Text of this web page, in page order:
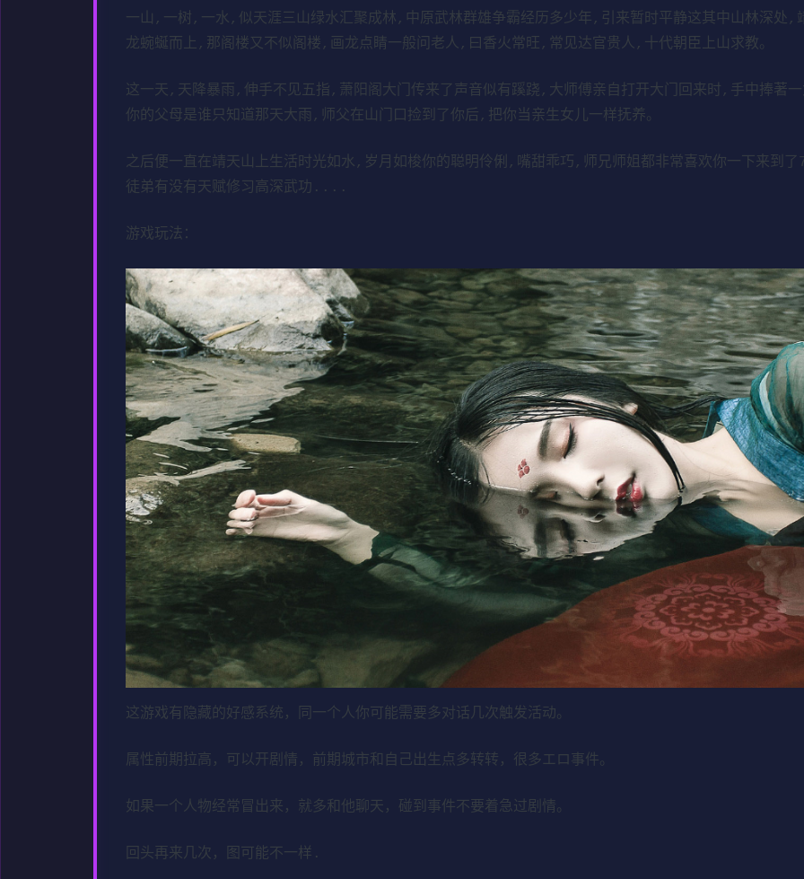
一山,一树,一水,似天涯三山绿水汇聚成林,中原武林群雄争霸经历多少年,引来暂时平静这其中山林深处,
龙蜿蜒而上,那阁楼又不似阁楼,画龙点睛一般问老人,曰香火常旺,常见达官贵人,十代朝臣上山求教。
这一天,天降暴雨,伸手不见五指,萧阳阁大门传来了声音似有蹊跷,大师傅亲自打开大门回来时,手中捧著
你的父母是谁只知道那天大雨,师父在山门口捡到了你后,把你当亲生女儿一样抚养。
之后便一直在靖天山上生活时光如水,岁月如梭你的聪明伶俐,嘴甜乖巧,师兄师姐都非常喜欢你一下来到
徒弟有没有天赋修习高深武功....
游戏玩法：
这游戏有隐藏的好感系统，同一个人你可能需要多对话几次触发活动。
属性前期拉高，可以开剧情，前期城市和自己出生点多转转，很多エロ事件。
如果一个人物经常冒出来，就多和他聊天，碰到事件不要着急过剧情。
回头再来几次，图可能不一样.